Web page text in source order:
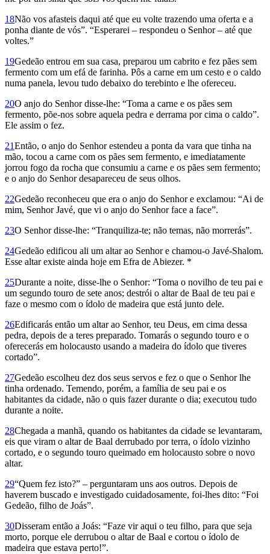
18Não vos afasteis daqui até que eu volte trazendo uma oferta e a
ponha diante de vós”. “Esperarei – respondeu o Senhor – até que
voltes.”
19Gedeão entrou em sua casa, preparou um cabrito e fez pães sem
fermento com um efá de farinha. Pôs a carne em um cesto e o caldo
numa panela, levou tudo debaixo do terebinto e lhe ofereceu.
20O anjo do Senhor disse-lhe: “Toma a carne e os pães sem
fermento, põe-nos sobre aquela pedra e derrama por cima o caldo”.
Ele assim o fez.
21Então, o anjo do Senhor estendeu a ponta da vara que tinha na
mão, tocou a carne com os pães sem fermento, e imediatamente
jorrou fogo da rocha que consumiu a carne e os pães sem fermento;
e o anjo do Senhor desapareceu de seus olhos.
22Gedeão reconheceu que era o anjo do Senhor e exclamou: “Ai de
mim, Senhor Javé, que vi o anjo do Senhor face a face”.
23O Senhor disse-lhe: “Tranquiliza-te; não temas, não morrerás”.
24Ge­deão edificou ali um altar ao Senhor e chamou-o Javé-Shalom.
Esse altar existe ainda hoje em Efra de Abiezer. *
25Durante a noite, disse-lhe o Senhor: “Toma o novilho de teu pai e
um segundo touro de sete anos; destrói o altar de Baal de teu pai e
faze o mesmo com o ídolo de madeira que está junto dele.
26Edificarás então um altar ao Senhor, teu Deus, em cima dessa
pedra, depois de a teres preparado. Tomarás o segundo touro e o
oferecerás em holocausto usando a madeira do ídolo que tiveres
cortado”.
27Gedeão escolheu dez dos seus servos e fez o que o Senhor lhe
tinha ordenado. Temendo, porém, a família de seu pai e os
habitantes da cidade, não o quis fazer durante o dia; executou tudo
durante a noite.
28Chegada a manhã, quando os habitantes da cidade se levantaram,
eis que viram o altar de Baal derrubado por terra, o ídolo vizinho
cortado, e o segundo touro queimado em holocausto sobre o novo
altar.
29“Quem fez isto?” – perguntaram uns aos outros. Depois de
haverem buscado e investigado cuidadosamente, foi-lhes dito: “Foi
Gedeão, filho de Joás”.
30Disseram então a Joás: “Faze vir aqui o teu filho, para que seja
morto, porque ele derrubou o altar de Baal e cortou o ídolo de
madeira que estava perto!”.